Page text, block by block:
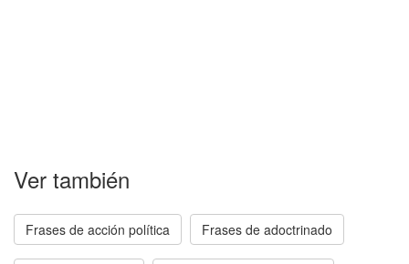
Ver también
Frases de acción política Frases de adoctrinado